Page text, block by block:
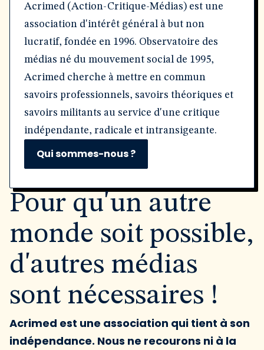
Acrimed (Action-Critique-Médias) est une
association d'intérêt général à but non
lucratif, fondée en 1996. Observatoire des
médias né du mouvement social de 1995,
Acrimed cherche à mettre en commun
savoirs professionnels, savoirs théoriques et
savoirs militants au service d'une critique
indépendante, radicale et intransigeante.
Qui sommes-nous ?
Pour qu'un autre
monde soit possible,
d'autres médias
sont nécessaires !
Acrimed est une association qui tient à son
indépendance. Nous ne recourons ni à la